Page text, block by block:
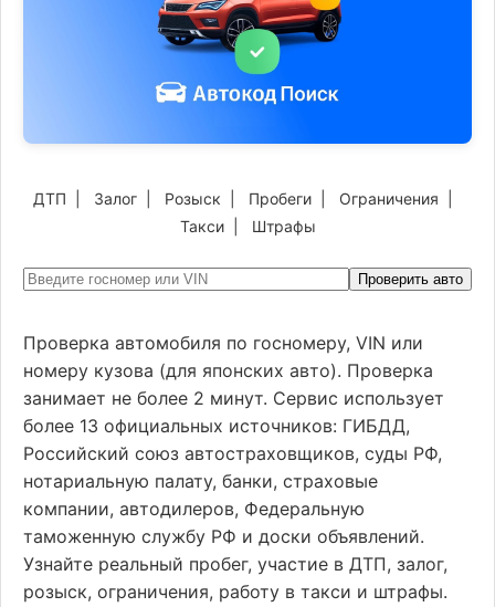
ДТП Залог Розыск Пробеги Ограничения
Такси| Штрафы
Проверить авто
Проверка автомобиля по госномеру, VIN или
номеру кузова (для японских авто). Проверка
занимает не более 2 минут. Сервис использует
более 13 официальных источников: ГИБДД,
Российский союз автостраховщиков, суды РФ,
нотариальную палату, банки, страховые
компании, автодилеров, Федеральную
таможенную службу РФ и доски объявлений.
Узнайте реальный пробег, участие в ДТП, залог,
розыск, ограничения, работу в такси и штрафы.